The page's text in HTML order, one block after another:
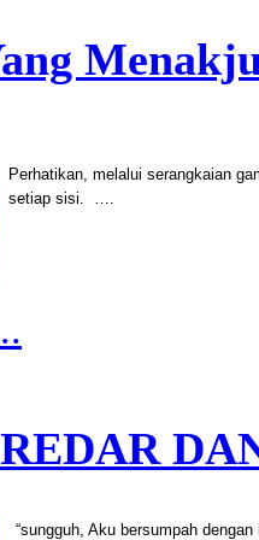
Perhatikan, melalui serangkaian
setiap sisi.
“sungguh, Aku bersumpah